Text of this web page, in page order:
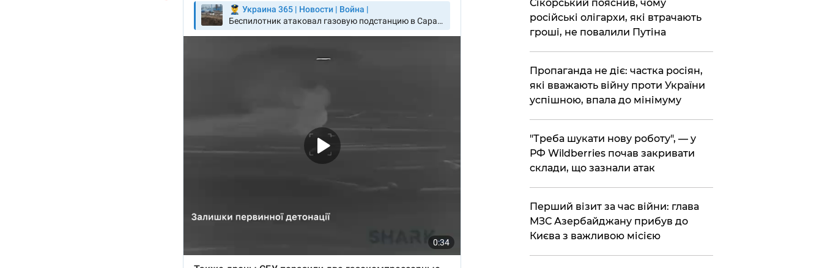
​Сікорський пояснив, чому
російські олігархи, які втрачають
гроші, не повалили Путіна
​Пропаганда не діє: частка росіян,
які вважають війну проти України
успішною, впала до мінімуму
​"Треба шукати нову роботу", — у
РФ Wildberries почав закривати
склади, що зазнали атак
​Перший візит за час війни: глава
МЗС Азербайджану прибув до
Києва з важливою місією